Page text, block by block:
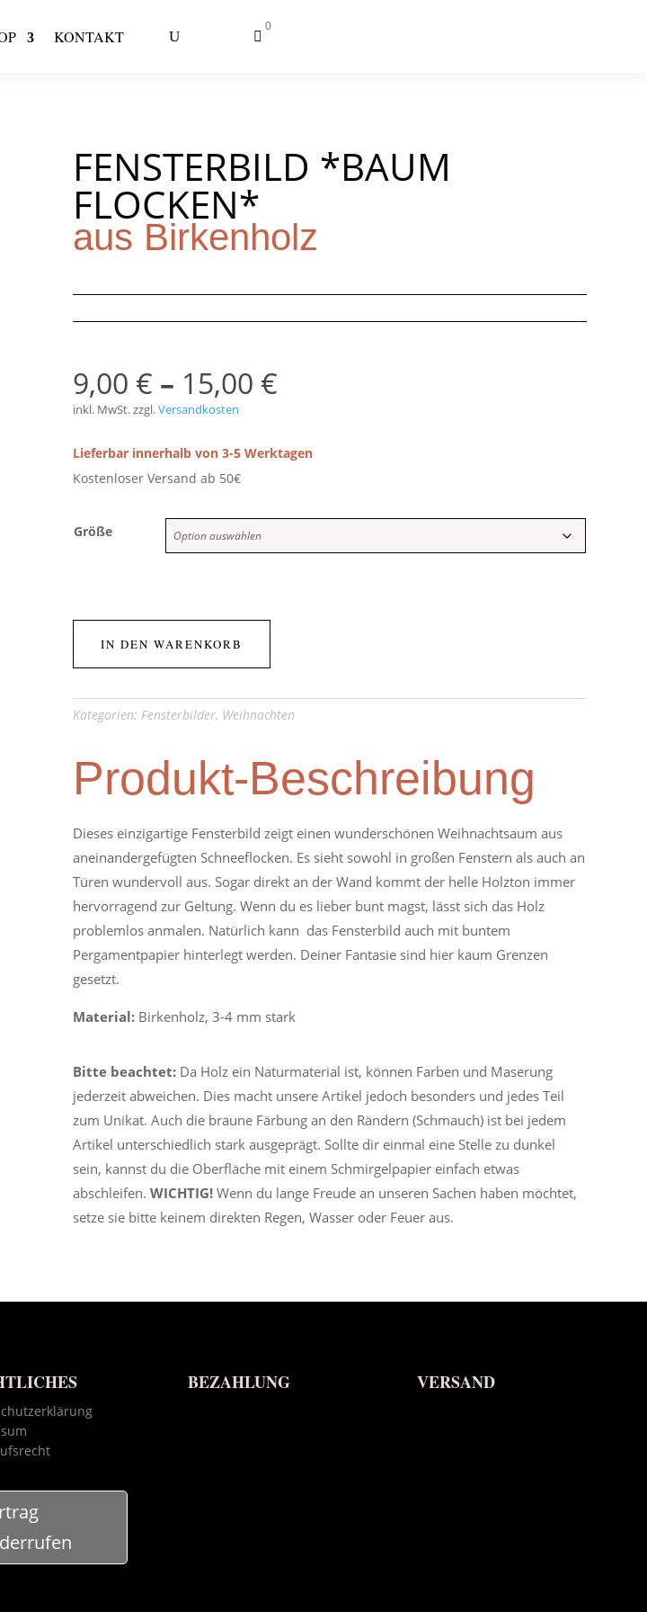
KONTAKT 
0
FENSTERBILD *BAUM
FLOCKEN*
aus Birkenholz
9,00 € – 15,00 €
inkl. MwSt.zzgl.Versandkosten
Lieferbar innerhalb von 3-5 Werktagen
Kostenloser Versand ab 50€
Größe
IN DEN WARENKORB
Kategorien: Fensterbilder, Weihnachten
Produkt-Beschreibung
Dieses einzigartige Fensterbild zeigt einen wunderschönen Weihnachtsaum aus
aneinandergefügten Schneeflocken. Es sieht sowohl in großen Fenstern als auch an
Türen wundervoll aus. Sogar direkt an der Wand kommt der helle Holzton immer
hervorragend zur Geltung. Wenn du es lieber bunt magst, lässt sich das Holz
problemlos anmalen. Natürlich kann das Fensterbild auch mit buntem
Pergamentpapier hinterlegt werden. Deiner Fantasie sind hier kaum Grenzen
gesetzt.
Material: Birkenholz, 3-4 mm stark
Bitte beachtet: Da Holz ein Naturmaterial ist, können Farben und Maserung
jederzeit abweichen. Dies macht unsere Artikel jedoch besonders und jedes Teil
zum Unikat. Auch die braune Färbung an den Rändern (Schmauch) ist bei jedem
Artikel unterschiedlich stark ausgeprägt. Sollte dir einmal eine Stelle zu dunkel
sein, kannst du die Oberfläche mit einem Schmirgelpapier einfach etwas
abschleifen.WICHTIG! Wenn du lange Freude an unseren Sachen haben möchtet,
setze sie bitte keinem direkten Regen, Wasser oder Feuer aus.
BEZAHLUNG VERSAND